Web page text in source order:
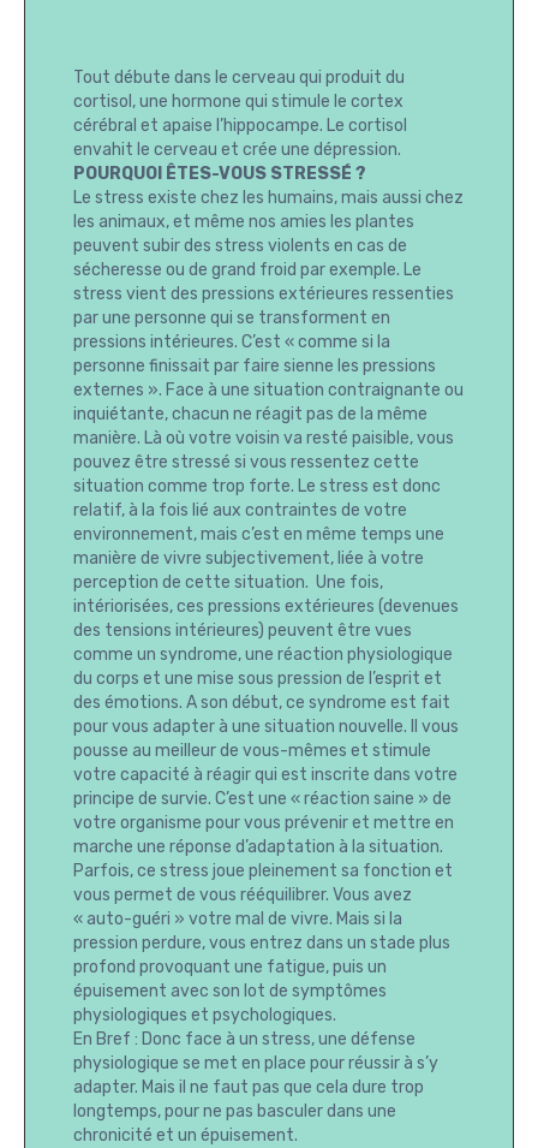
Tout débute dans le cerveau qui produit du
cortisol, une hormone qui stimule le cortex
cérébral et apaise l’hippocampe. Le cortisol
envahit le cerveau et crée une dépression.
POURQUOI ÊTES-VOUS STRESSÉ ?
Le stress existe chez les humains, mais aussi chez
les animaux, et même nos amies les plantes
peuvent subir des stress violents en cas de
sécheresse ou de grand froid par exemple. Le
stress vient des pressions extérieures ressenties
par une personne qui se transforment en
pressions intérieures. C’est « comme si la
personne finissait par faire sienne les pressions
externes ». Face à une situation contraignante ou
inquiétante, chacun ne réagit pas de la même
manière. Là où votre voisin va resté paisible, vous
pouvez être stressé si vous ressentez cette
situation comme trop forte. Le stress est donc
relatif, à la fois lié aux contraintes de votre
environnement, mais c’est en même temps une
manière de vivre subjectivement, liée à votre
perception de cette situation. Une fois,
intériorisées, ces pressions extérieures (devenues
des tensions intérieures) peuvent être vues
comme un syndrome, une réaction physiologique
du corps et une mise sous pression de l’esprit et
des émotions. A son début, ce syndrome est fait
pour vous adapter à une situation nouvelle. Il vous
pousse au meilleur de vous-mêmes et stimule
votre capacité à réagir qui est inscrite dans votre
principe de survie. C’est une « réaction saine » de
votre organisme pour vous prévenir et mettre en
marche une réponse d’adaptation à la situation.
Parfois, ce stress joue pleinement sa fonction et
vous permet de vous rééquilibrer. Vous avez
« auto-guéri » votre mal de vivre. Mais si la
pression perdure, vous entrez dans un stade plus
profond provoquant une fatigue, puis un
épuisement avec son lot de symptômes
physiologiques et psychologiques.
En Bref : Donc face à un stress, une défense
physiologique se met en place pour réussir à s’y
adapter. Mais il ne faut pas que cela dure trop
longtemps, pour ne pas basculer dans une
chronicité et un épuisement.